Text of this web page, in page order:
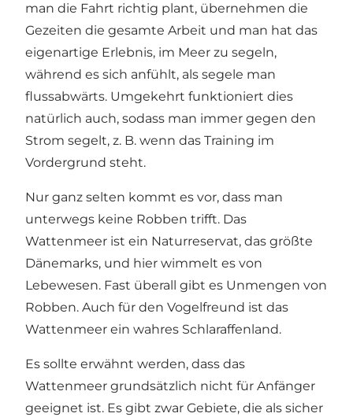
man die Fahrt richtig plant, übernehmen die
Gezeiten die gesamte Arbeit und man hat das
eigenartige Erlebnis, im Meer zu segeln,
während es sich anfühlt, als segele man
flussabwärts. Umgekehrt funktioniert dies
natürlich auch, sodass man immer gegen den
Strom segelt, z. B. wenn das Training im
Vordergrund steht.
Nur ganz selten kommt es vor, dass man
unterwegs keine Robben trifft. Das
Wattenmeer ist ein Naturreservat, das größte
Dänemarks, und hier wimmelt es von
Lebewesen. Fast überall gibt es Unmengen von
Robben. Auch für den Vogelfreund ist das
Wattenmeer ein wahres Schlaraffenland.
Es sollte erwähnt werden, dass das
Wattenmeer grundsätzlich nicht für Anfänger
geeignet ist. Es gibt zwar Gebiete, die als sicher